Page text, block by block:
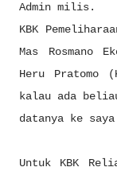
Admin milis.
KBK
Mas Rosmano
Heru Pratomo
kalau ada
datanya ke
Untuk KBK